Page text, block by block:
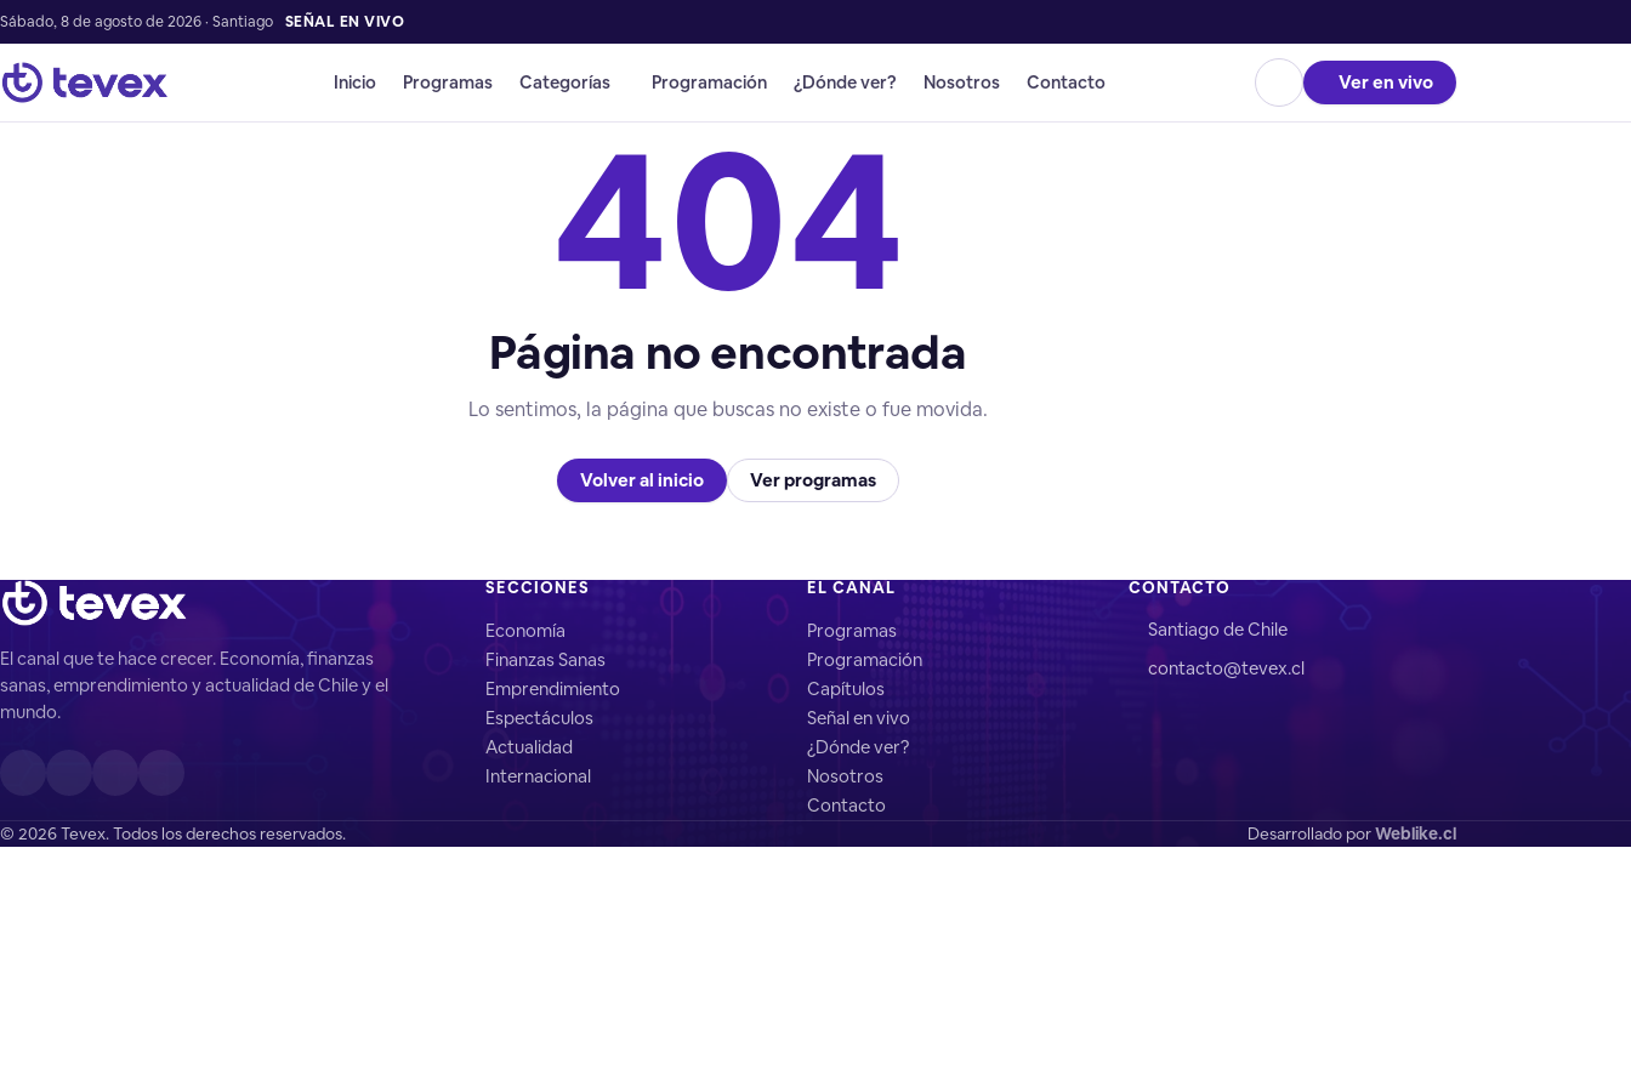
Sábado, 8 de agosto de 2026 · Santiago SEÑAL EN VIVO
Inicio Programas Categorías Programación ¿Dónde ver? Nosotros Contacto Ver en vivo
404
Página no encontrada
Lo sentimos, la página que buscas no existe o fue movida.
Volver al inicio Ver programas
El canal que te hace crecer. Economía, finanzas
sanas, emprendimiento y actualidad de Chile y el
mundo.
SECCIONES
Economía
Finanzas Sanas
Emprendimiento
Espectáculos
Actualidad
Internacional
EL CANAL
Programas
Programación
Capítulos
Señal en vivo
¿Dónde ver?
Nosotros
Contacto
CONTACTO
Santiago de Chile
contacto@tevex.cl
© 2026 Tevex. Todos los derechos reservados. Desarrollado porWeblike.cl